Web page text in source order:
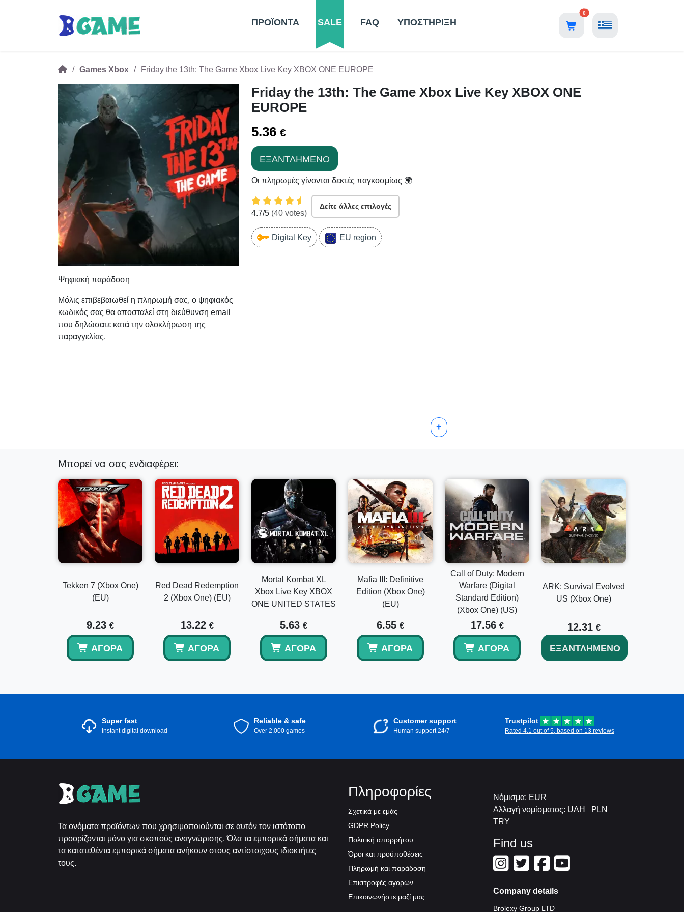
ΠΡΟΪΟΝΤΑ SALE FAQ ΥΠΟΣΤΗΡΙΞΗ
0
Games Xbox Friday the 13th: The Game Xbox Live Key XBOX ONE EUROPE
Ψηφιακή παράδοση
Μόλις επιβεβαιωθεί η πληρωμή σας, ο ψηφιακός
κωδικός σας θα αποσταλεί στη διεύθυνση email
που δηλώσατε κατά την ολοκλήρωση της
παραγγελίας.
Friday the 13th: The Game Xbox Live Key XBOX ONE
EUROPE
5.36 €
ΕΞΑΝΤΛΗΜΈΝΟ
Οι πληρωμές γίνονται δεκτές παγκοσμίως 🌍
4.7/5 (40 votes)
Δείτε άλλες επιλογές
Digital Key EU region
+
Μπορεί να σας ενδιαφέρει:
Tekken 7 (Xbox One)
(EU)
9.23 €
ΑΓΟΡΆ
Red Dead Redemption
2 (Xbox One) (EU)
13.22 €
ΑΓΟΡΆ
Mortal Kombat XL
Xbox Live Key XBOX
ONE UNITED STATES
5.63 €
ΑΓΟΡΆ
Mafia III: Definitive
Edition (Xbox One)
(EU)
6.55 €
ΑΓΟΡΆ
Call of Duty: Modern
Warfare (Digital
Standard Edition)
(Xbox One) (US)
17.56 €
ΑΓΟΡΆ
ARK: Survival Evolved
US (Xbox One)
12.31 €
ΕΞΑΝΤΛΗΜΈΝΟ
Super fast
Instant digital download
Reliable & safe
Over 2.000 games
Customer support
Human support 24/7
Trustpilot
Rated 4.1 out of 5, based on 13 reviews
Τα ονόματα προϊόντων που χρησιμοποιούνται σε αυτόν τον ιστότοπο
προορίζονται μόνο για σκοπούς αναγνώρισης. Όλα τα εμπορικά σήματα και
τα κατατεθέντα εμπορικά σήματα ανήκουν στους αντίστοιχους ιδιοκτήτες
τους.
Πληροφορίες
Σχετικά με εμάς
GDPR Policy
Πολιτική απορρήτου
Όροι και προϋποθέσεις
Πληρωμή και παράδοση
Επιστροφές αγορών
Επικοινωνήστε μαζί μας
Νόμισμα: EUR
Αλλαγή νομίσματος: UAH
PLN
TRY
Find us
Company details
Brolexy Group LTD